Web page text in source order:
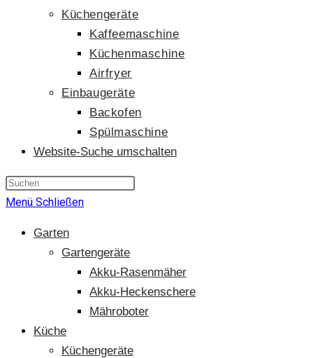
Küchengeräte
Kaffeemaschine
Küchenmaschine
Airfryer
Einbaugeräte
Backofen
Spülmaschine
Website-Suche umschalten
Menü Schließen
Garten
Gartengeräte
Akku-Rasenmäher
Akku-Heckenschere
Mähroboter
Küche
Küchengeräte